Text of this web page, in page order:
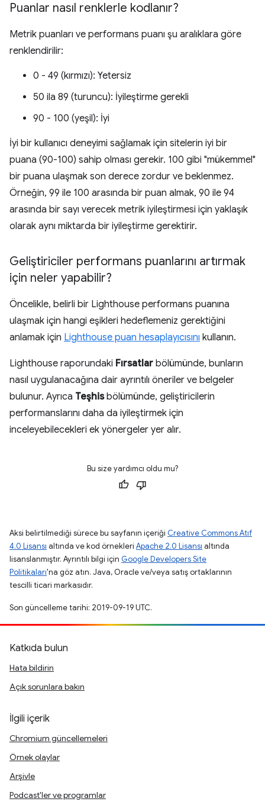
Puanlar nasıl renklerle kodlanır?
Metrik puanları ve performans puanı şu aralıklara göre
renklendirilir:
0 - 49 (kırmızı): Yetersiz
50 ila 89 (turuncu): İyileştirme gerekli
90 - 100 (yeşil): İyi
İyi bir kullanıcı deneyimi sağlamak için sitelerin iyi bir
puana (90-100) sahip olması gerekir. 100 gibi "mükemmel"
bir puana ulaşmak son derece zordur ve beklenmez.
Örneğin, 99 ile 100 arasında bir puan almak, 90 ile 94
arasında bir sayı verecek metrik iyileştirmesi için yaklaşık
olarak aynı miktarda bir iyileştirme gerektirir.
Geliştiriciler performans puanlarını artırmak
için neler yapabilir?
Öncelikle, belirli bir Lighthouse performans puanına
ulaşmak için hangi eşikleri hedeflemeniz gerektiğini
anlamak için Lighthouse puan hesaplayıcısını kullanın.
Lighthouse raporundaki Fırsatlar bölümünde, bunların
nasıl uygulanacağına dair ayrıntılı öneriler ve belgeler
bulunur. Ayrıca Teşhisbölümünde, geliştiricilerin
performanslarını daha da iyileştirmek için
inceleyebilecekleri ek yönergeler yer alır.
Bu size yardımcı oldu mu?
Aksi belirtilmediği sürece bu sayfanın içeriği Creative Commons Atıf
4.0 Lisansı altında ve kod örnekleri Apache 2.0 Lisansı altında
lisanslanmıştır. Ayrıntılı bilgi için Google Developers Site
Politikaları'na göz atın. Java, Oracle ve/veya satış ortaklarının
tescilli ticari markasıdır.
Son güncelleme tarihi: 2019-09-19 UTC.
Katkıda bulun
Hata bildirin
Açık sorunlara bakın
İlgili içerik
Chromium güncellemeleri
Örnek olaylar
Arşivle
Podcast'ler ve programlar